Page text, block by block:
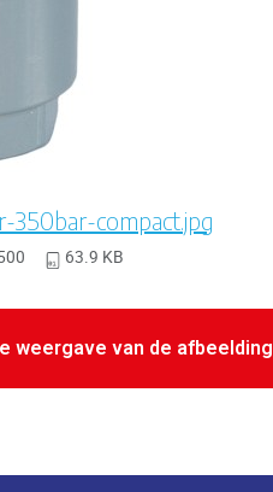
compact.jpg
63.9 KB
weergave van de afbeelding